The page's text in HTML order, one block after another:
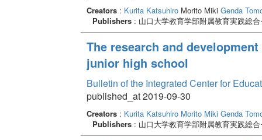
Creators: Kurita KatsuhiroMorito Miki Genda
Publishers: 山口大学教育学部附属教育実践総合
The research and
junior high school
Bulletin of the Integrated Center for
published_at 2019-09-30
Creators: Kurita Katsuhiro Morito Miki Genda
Publishers: 山口大学教育学部附属教育実践総合